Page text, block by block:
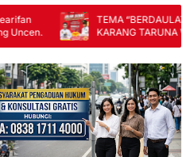
TEMA “BERDAULAT ADIL MAKMUR”,
KARANG TARUNA WARUNGKONDANG
GELAR JALAN SEHAT MASSAL